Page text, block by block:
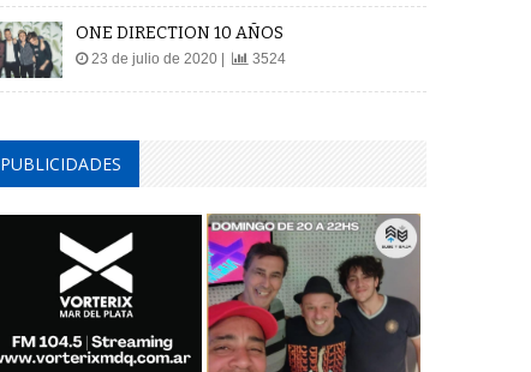
ONE DIRECTION 10 AÑOS
23 de julio de 2020 | 3524
PUBLICIDADES